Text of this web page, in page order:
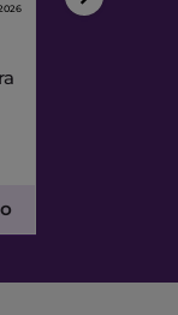
*Promoção válida